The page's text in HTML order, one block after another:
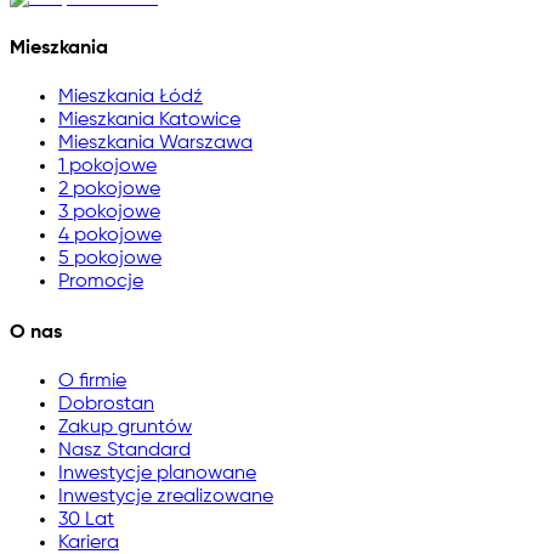
Mieszkania
Mieszkania Łódź
Mieszkania Katowice
Mieszkania Warszawa
1 pokojowe
2 pokojowe
3 pokojowe
4 pokojowe
5 pokojowe
Promocje
O nas
O firmie
Dobrostan
Zakup gruntów
Nasz Standard
Inwestycje planowane
Inwestycje zrealizowane
30 Lat
Kariera